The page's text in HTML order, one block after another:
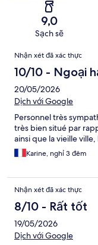
9,0
Sạch sẽ
Nhận
xét
Nhận xét đã xác thực
10/10 - Ngoại
20/05/2026
Dịch với Google
Personnel très
très bien situé par
ainsi que la vieille
Karine, nghỉ 3 đêm
Nhận xét đã xác thực
8/10 - Rất tốt
19/05/2026
Dịch với Google